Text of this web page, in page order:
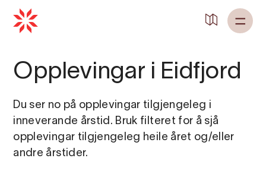
Opplevingar i Eidfjord
Du ser no på opplevingar tilgjengeleg i
inneverande årstid. Bruk filteret for å sjå
opplevingar tilgjengeleg heile året og/eller
andre årstider.